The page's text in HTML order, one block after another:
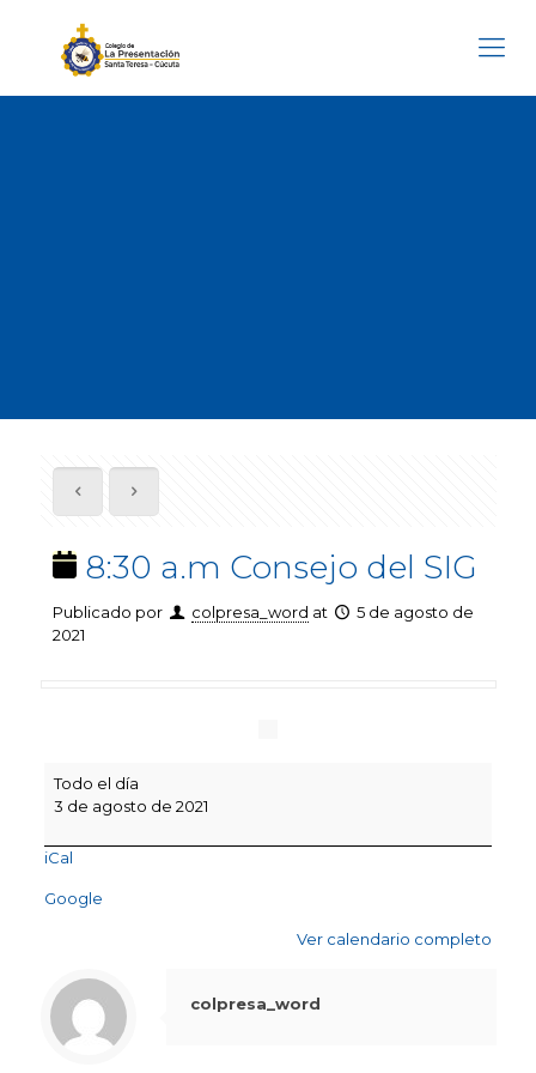
8:30 a.m Consejo del SIG
Publicado por colpresa_word at
5 de agosto de
2021
a.m
Consejo
SIG
Todo el día
3 de agosto de 2021
iCal
Google
Ver calendario completo
colpresa_word